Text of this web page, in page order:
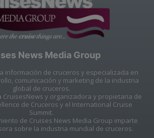
News Media Group
información de cruceros y especializada en
comunicación y marketing de la industria
global de cruceros.
CruisesNews y organizadora y propietaria de
de Cruceros y el International Cruise
Summit.
de Cruises News Media Group imparte
sobre la industria mundial de cruceros.